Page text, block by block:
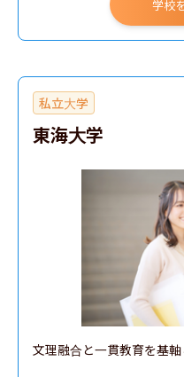
学校
私立大学
東海大学
文理融合と一貫教育を基